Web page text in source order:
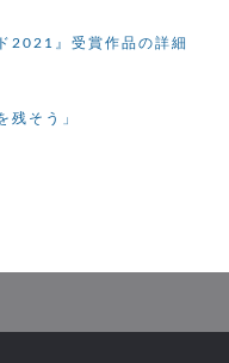
2021』受賞作品の詳細
残そう」